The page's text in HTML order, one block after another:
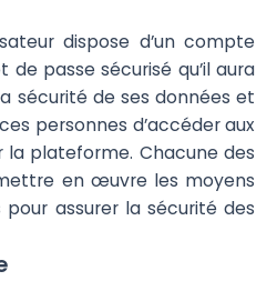
dispose d’un compte
passe sécurisé qu’il aura
sécurité de ses données et
personnes d’accéder aux
la plateforme. Chacune des
en œuvre les moyens
assurer la sécurité des